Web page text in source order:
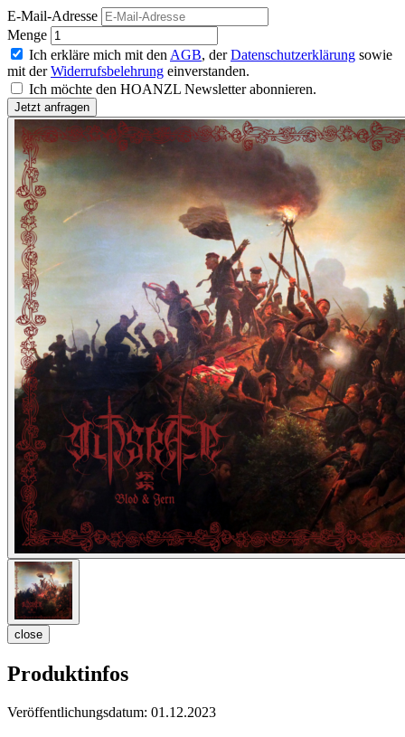
E-Mail-Adresse
Menge
Ich erkläre mich mit den AGB, derDatenschutzerklärung sowie
mit derWiderrufsbelehrung einverstanden.
Ich möchte den HOANZL Newsletter abonnieren.
close
Produktinfos
Veröffentlichungsdatum: 01.12.2023